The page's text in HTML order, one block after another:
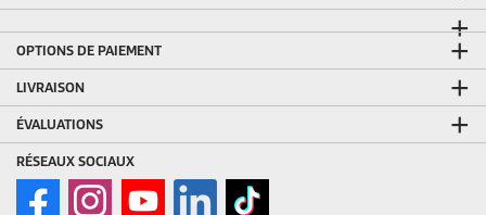
OPTIONS DE PAIEMENT
LIVRAISON
ÉVALUATIONS
RÉSEAUX SOCIAUX